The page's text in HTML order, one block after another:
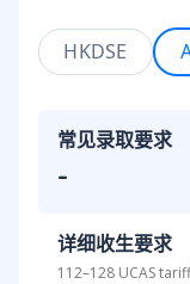
HKDSE
常见录取要求
-
详细收生要求
112–128 UCAS